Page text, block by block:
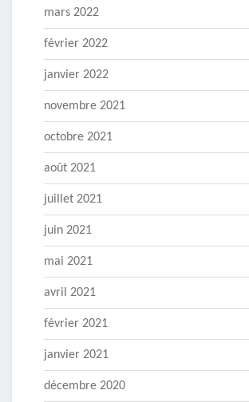
mars 2022
février 2022
janvier 2022
novembre 2021
octobre 2021
août 2021
juillet 2021
juin 2021
mai 2021
avril 2021
février 2021
janvier 2021
décembre 2020